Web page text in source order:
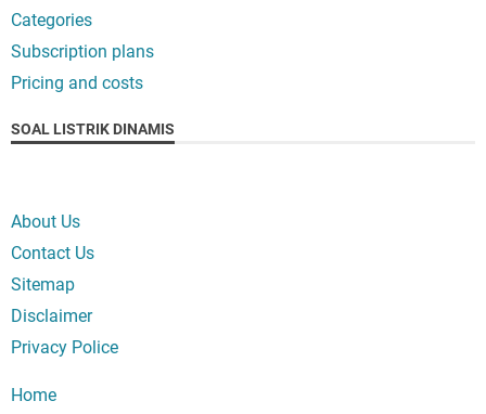
Categories
Subscription plans
Pricing and costs
SOAL LISTRIK DINAMIS
About Us
Contact Us
Sitemap
Disclaimer
Privacy Police
Home